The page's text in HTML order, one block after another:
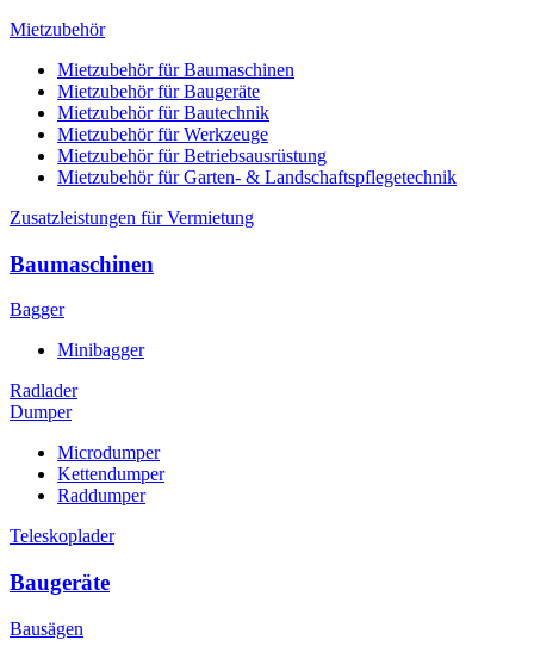
Mietzubehör
Mietzubehör für Baumaschinen
Mietzubehör für Baugeräte
Mietzubehör für Bautechnik
Mietzubehör für Werkzeuge
Mietzubehör für Betriebsausrüstung
Mietzubehör für Garten- & Landschaftspflegetechnik
Zusatzleistungen für Vermietung
Baumaschinen
Bagger
Minibagger
Radlader
Dumper
Microdumper
Kettendumper
Raddumper
Teleskoplader
Baugeräte
Bausägen